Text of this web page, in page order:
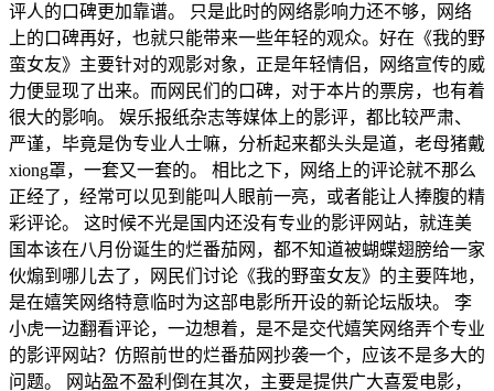
评人的口碑更加靠谱。 只是此时的网络影响力还不够，网络
上的口碑再好，也就只能带来一些年轻的观众。好在《我的野
蛮女友》主要针对的观影对象，正是年轻情侣，网络宣传的威
力便显现了出来。而网民们的口碑，对于本片的票房，也有着
很大的影响。 娱乐报纸杂志等媒体上的影评，都比较严肃、
严谨，毕竟是伪专业人士嘛，分析起来都头头是道，老母猪戴
xiong罩，一套又一套的。 相比之下，网络上的评论就不那么
正经了，经常可以见到能叫人眼前一亮，或者能让人捧腹的精
彩评论。 这时候不光是国内还没有专业的影评网站，就连美
国本该在八月份诞生的烂番茄网，都不知道被蝴蝶翅膀给一家
伙煽到哪儿去了，网民们讨论《我的野蛮女友》的主要阵地，
是在嬉笑网络特意临时为这部电影所开设的新论坛版块。 李
小虎一边翻看评论，一边想着，是不是交代嬉笑网络弄个专业
的影评网站？仿照前世的烂番茄网抄袭一个，应该不是多大的
问题。 网站盈不盈利倒在其次，主要是提供广大喜爱电影，